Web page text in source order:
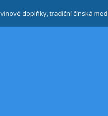
doplňky, tradiční čínská